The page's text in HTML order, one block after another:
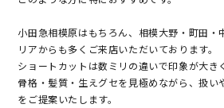
小田急相模原はもちろん、相模大野・町田・
リアからも多くご来店いただいております。
ショートカットは数ミリの違いで印象が大き
骨格・髪質・生えグセを見極めながら、扱い
をご提案いたします。